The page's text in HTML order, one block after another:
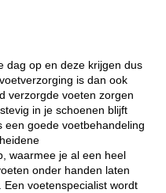
dag op en deze krijgen dus
is dan ook
verzorgde voeten zorgen
in je schoenen blijft
een goede voetbehandeling
waarmee je al een heel
onder handen laten
voetenspecialist wordt